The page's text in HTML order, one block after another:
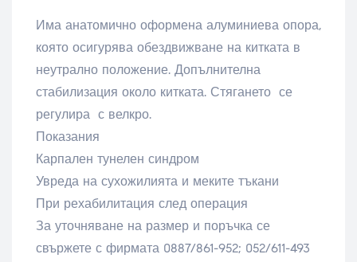
Има анатомично оформена алуминиева опора,
която осигурява обездвижване на китката в
неутрално положение. Допълнителна
стабилизация около китката. Стягането се
регулира с велкро.
Показания
Карпален тунелен синдром
Увреда на сухожилията и меките тъкани
При рехабилитация след операция
За уточняване на размер и поръчка се
свържете с фирмата 0887/861-952; 052/611-493